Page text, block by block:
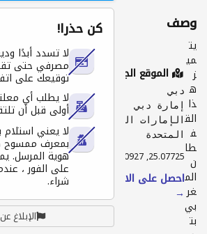
وصف
يت
مي
ز
ه
ذا
الق
ف
طا
ن
الم
غر
بي
بت
الموقع الجغرافي
دبي
إمارة دبي
الإمارات العربية
المتحدة
25.07725, 55.30927
احصل على الاتجاهات
→
كن حذرا!
لا تسدد أبدًا
مصرفي حتى
توقيعك على
لا يطلب أي
أولى قبل أن
لا يعني استلام
بمعرف ممسوح
هوية المرسل.
على الفور ،
شراء.
الإبلاغ